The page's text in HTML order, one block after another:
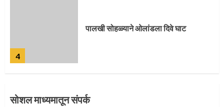
5
पुणेकरांकडून पालख्यांचे उत्साही स्वागत
सोशल माध्यमातून संपर्क